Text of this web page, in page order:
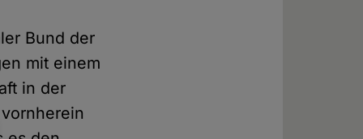
Bund der
mit einem
in der